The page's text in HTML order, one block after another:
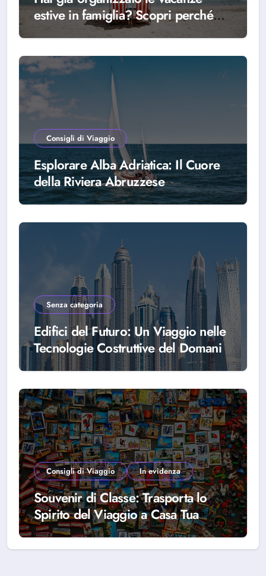
estive in famiglia? Scopri perché
scegliere Alba Adriatica
Consigli di Viaggio
Esplorare Alba Adriatica: Il Cuore
della Riviera Abruzzese
Senza categoria
Edifici del Futuro: Un Viaggio nelle
Tecnologie Costruttive del Domani
Consigli di Viaggio In evidenza
Souvenir di Classe: Trasporta lo
Spirito del Viaggio a Casa Tua